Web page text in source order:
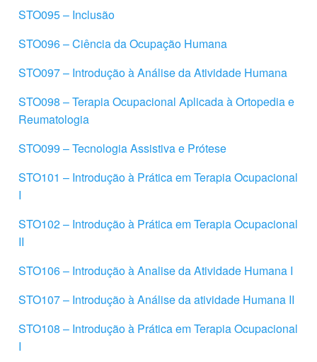
STO095 – Inclusão
STO096 – Ciência da Ocupação Humana
STO097 – Introdução à Análise da Atividade Humana
STO098 – Terapia Ocupacional Aplicada à Ortopedia e
Reumatologia
STO099 – Tecnologia Assistiva e Prótese
STO101 – Introdução à Prática em Terapia Ocupacional
I
STO102 – Introdução à Prática em Terapia Ocupacional
II
STO106 – Introdução à Analise da Atividade Humana I
STO107 – Introdução à Análise da atividade Humana II
STO108 – Introdução à Prática em Terapia Ocupacional
I